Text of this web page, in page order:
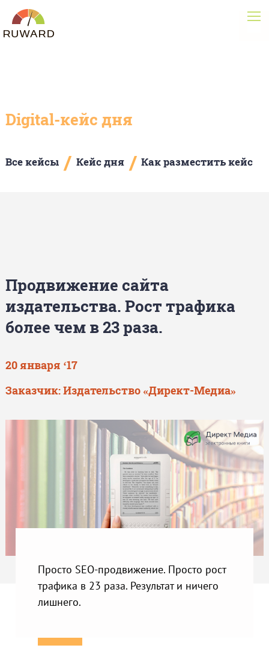
Digital-кейс дня
Все кейсы / Кейс дня / Как разместить кейс
Продвижение сайта
издательства. Рост трафика
более чем в 23 раза.
20 января ‘17
Заказчик:Издательство «Директ-Медиа»
Просто SEO-продвижение. Просто рост
трафика в 23 раза. Результат и ничего
лишнего.